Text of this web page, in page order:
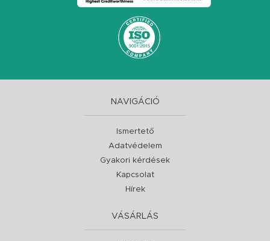
NAVIGÁCIÓ
Ismertető
Adatvédelem
Gyakori kérdések
Kapcsolat
Hírek
VÁSÁRLÁS